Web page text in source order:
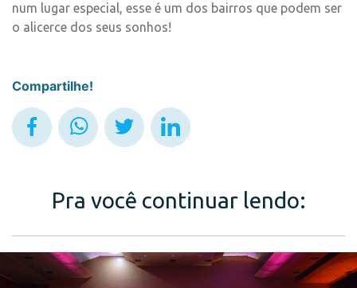
num lugar especial, esse é um dos bairros que podem ser
o alicerce dos seus sonhos!
Compartilhe!
Pra você continuar lendo: